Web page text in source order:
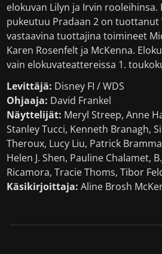
elokuvan Lilyn ja Irvin rooleihinsa.
pukeutuu Pradaan 2 on tuottanut
vastaavina tuottajina toimineet
Karen Rosenfelt ja McKenna.
vain elokuvateattereissa 1.
Levittäjä: Disney FI / WDS
Ohjaaja: David Frankel
Näyttelijät: Meryl Streep, Anne
Stanley Tucci, Kenneth Branagh,
Theroux, Lucy Liu, Patrick
Helen J. Shen, Pauline Chalamet,
Ricamora, Tracie Thoms, Tibor
Käsikirjoittaja: Aline Brosh